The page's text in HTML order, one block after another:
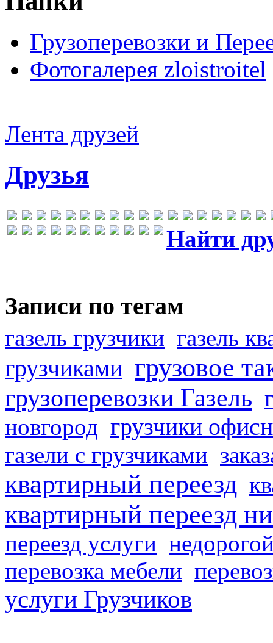
Грузоперевозки и
Фотогалерея zloistroitel
Лента друзей
Друзья
Найти
Записи по тегам
газель грузчики газель
грузчиками грузовое
грузоперевозки Газель
новгород грузчики
газели с грузчиками
квартирный переезд
квартирный переезд
переезд услуги
перевозка мебели
услуги Грузчиков